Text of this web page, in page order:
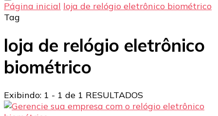
Página inicial loja de relógio eletrônico biométrico
Tag
loja de relógio eletrônico
biométrico
Exibindo: 1 - 1 de 1 RESULTADOS